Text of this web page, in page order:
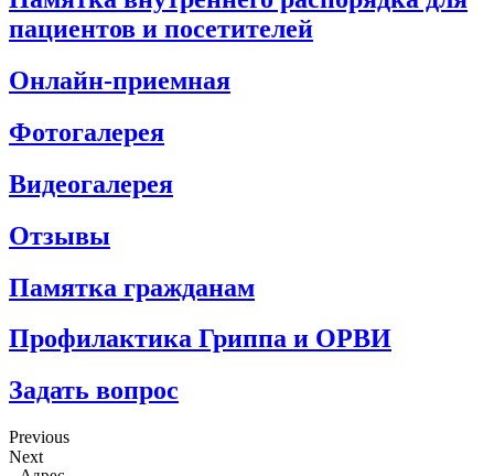
пациентов и посетителей
Онлайн-приемная
Фотогалерея
Видеогалерея
Отзывы
Памятка гражданам
Профилактика Гриппа и ОРВИ
Задать вопрос
Previous
Next